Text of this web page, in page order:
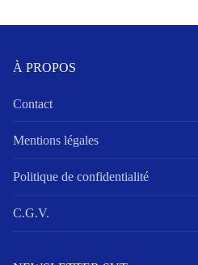
À PROPOS
Contact
Mentions légales
Politique de confidentialité
C.G.V.